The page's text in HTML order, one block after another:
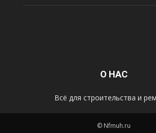
О НАС
Всё для строительства и
© Nfmuh.ru